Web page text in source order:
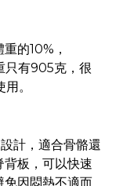
的10%，
只有905克，很
。
計，適合骨骼還
板，可以快速
免因悶熱不適而